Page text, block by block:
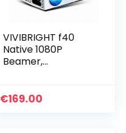
VIVIBRIGHT f40
Native 1080P
Beamer,
HD-
€169.00